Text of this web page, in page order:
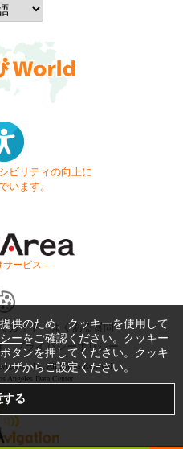
ビリティの向上に
います。
サービス -
ガイド
よくある質問
プライバシーポリシー
Inc. All Rights Reserved.
Angeles Data Center
供のため、クッキーを使用して
ーをご確認ください。クッキー
タンを押してください。クッキ
ザからご設定ください。